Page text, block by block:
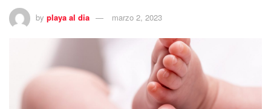
by playa al dia marzo 2, 2023